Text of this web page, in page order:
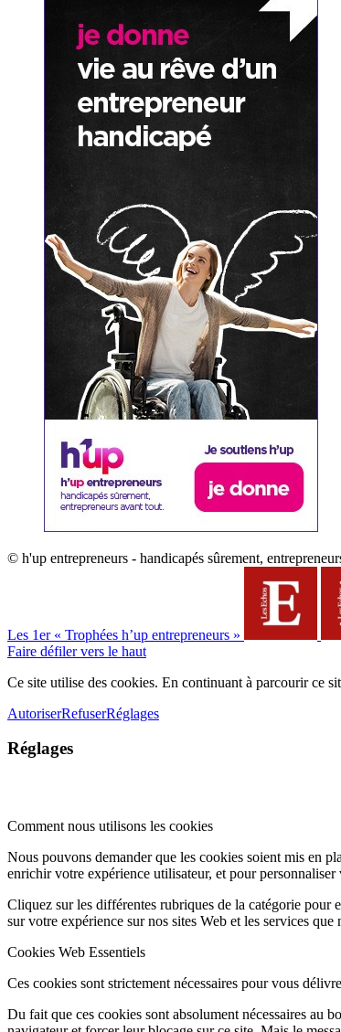
© h'up entrepreneurs - handicapés sûrement,
Les 1er « Trophées h’up entrepreneurs »
Faire défiler vers le haut
Ce site utilise des cookies. En continuant à parcourir ce
AutoriserRefuserRéglages
Réglages
Comment nous utilisons les cookies
Nous pouvons demander que les cookies soient mis en
enrichir votre expérience utilisateur, et pour
Cliquez sur les différentes rubriques de la catégorie pour
sur votre expérience sur nos sites Web et les services que
Cookies Web Essentiels
Ces cookies sont strictement nécessaires pour vous
Du fait que ces cookies sont absolument nécessaires au